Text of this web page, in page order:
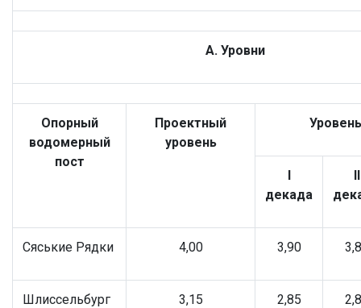
А. Уровни
Опорный
водомерный
пост
Проектный
уровень
I
декада
II
Сяськие Рядки 4,00 3,90
Шлиссельбург 3,15 2,85